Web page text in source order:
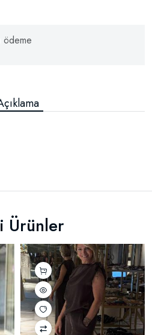
ödeme
Ürünler